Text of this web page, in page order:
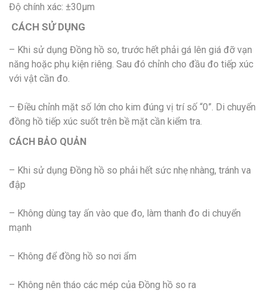
Độ chính xác: ±30μm
CÁCH SỬ DỤNG
– Khi sử dụng Đồng hồ so, trước hết phải gá lên giá đỡ vạn
năng hoặc phụ kiện riêng. Sau đó chỉnh cho đầu đo tiếp xúc
với vật cần đo.
– Điều chỉnh mặt số lớn cho kim đúng vị trí số “0”. Di chuyển
đồng hồ tiếp xúc suốt trên bề mặt cần kiểm tra.
CÁCH BẢO QUẢN
– Khi sử dụng Đồng hồ so phải hết sức nhẹ nhàng, tránh va
đập
– Không dùng tay ấn vào que đo, làm thanh đo di chuyển
mạnh
– Không để đồng hồ so nơi ẩm
– Không nên tháo các mép của Đồng hồ so ra